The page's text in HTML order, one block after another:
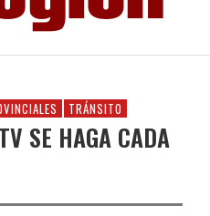
TRÁNSITO
SE HAGA CADA